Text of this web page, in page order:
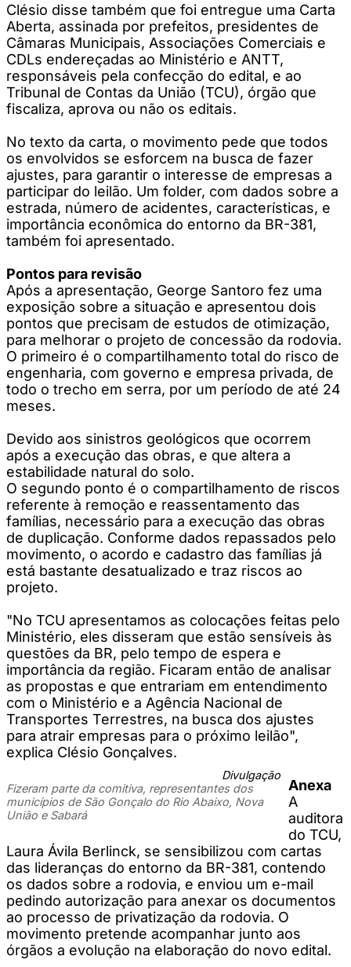
Clésio disse também que foi entregue uma Carta
Aberta, assinada por prefeitos, presidentes de
Câmaras Municipais, Associações Comerciais e
CDLs endereçadas ao Ministério e ANTT,
responsáveis pela confecção do edital, e ao
Tribunal de Contas da União (TCU), órgão que
fiscaliza, aprova ou não os editais.
No texto da carta, o movimento pede que todos
os envolvidos se esforcem na busca de fazer
ajustes, para garantir o interesse de empresas a
participar do leilão. Um folder, com dados sobre a
estrada, número de acidentes, características, e
importância econômica do entorno da BR-381,
também foi apresentado.
Pontos para revisão
Após a apresentação, George Santoro fez uma
exposição sobre a situação e apresentou dois
pontos que precisam de estudos de otimização,
para melhorar o projeto de concessão da rodovia.
O primeiro é o compartilhamento total do risco de
engenharia, com governo e empresa privada, de
todo o trecho em serra, por um período de até 24
meses.
Devido aos sinistros geológicos que ocorrem
após a execução das obras, e que altera a
estabilidade natural do solo.
O segundo ponto é o compartilhamento de riscos
referente à remoção e reassentamento das
famílias, necessário para a execução das obras
de duplicação. Conforme dados repassados pelo
movimento, o acordo e cadastro das famílias já
está bastante desatualizado e traz riscos ao
projeto.
"No TCU apresentamos as colocações feitas pelo
Ministério, eles disseram que estão sensíveis às
questões da BR, pelo tempo de espera e
importância da região. Ficaram então de analisar
as propostas e que entrariam em entendimento
com o Ministério e a Agência Nacional de
Transportes Terrestres, na busca dos ajustes
para atrair empresas para o próximo leilão",
explica Clésio Gonçalves.
Divulgação
Fizeram parte da comitiva, representantes dos
municípios de São Gonçalo do Rio Abaixo, Nova
União e Sabará
Anexa
A
auditora
do TCU,
Laura Ávila Berlinck, se sensibilizou com cartas
das lideranças do entorno da BR-381, contendo
os dados sobre a rodovia, e enviou um e-mail
pedindo autorização para anexar os documentos
ao processo de privatização da rodovia. O
movimento pretende acompanhar junto aos
órgãos a evolução na elaboração do novo edital.